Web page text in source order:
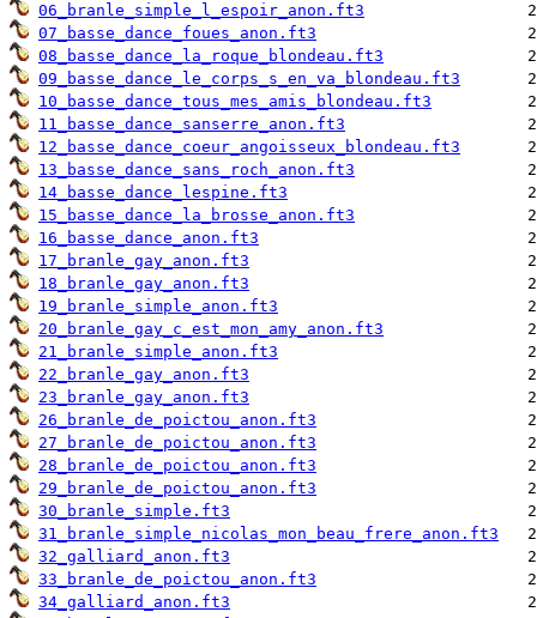
06_branle_simple_l_espoir_anon.ft3
07_basse_dance_foues_anon.ft3
08_basse_dance_la_roque_blondeau.ft3
09_basse_dance_le_corps_s_en_va_blondeau.ft3
10_basse_dance_tous_mes_amis_blondeau.ft3
11_basse_dance_sanserre_anon.ft3
12_basse_dance_coeur_angoisseux_blondeau.ft3
13_basse_dance_sans_roch_anon.ft3
14_basse_dance_lespine.ft3
15_basse_dance_la_brosse_anon.ft3
16_basse_dance_anon.ft3
17_branle_gay_anon.ft3
18_branle_gay_anon.ft3
19_branle_simple_anon.ft3
20_branle_gay_c_est_mon_amy_anon.ft3
21_branle_simple_anon.ft3
22_branle_gay_anon.ft3
23_branle_gay_anon.ft3
26_branle_de_poictou_anon.ft3
27_branle_de_poictou_anon.ft3
28_branle_de_poictou_anon.ft3
29_branle_de_poictou_anon.ft3
30_branle_simple.ft3
31_branle_simple_nicolas_mon_beau_frere_anon.ft3
32_galliard_anon.ft3
33_branle_de_poictou_anon.ft3
34_galliard_anon.ft3